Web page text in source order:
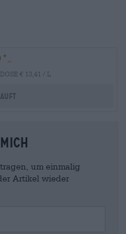
€ 13,41 / L
um einmalig
Artikel wieder